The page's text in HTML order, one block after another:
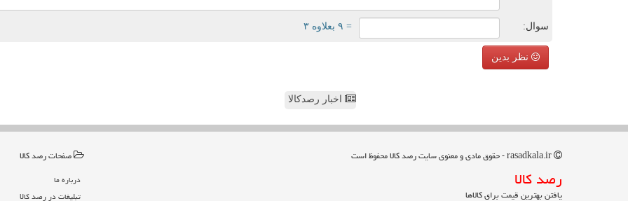
سوال: = ۹ بعلاوه ۳
نظر بدین
اخبار رصدکالا
رصد كالا
یافتن بهترین قیمت برای کالاها
صفحات رصد كالا
درباره ما
تبلیغات در رصد كالا